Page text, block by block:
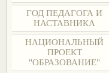
ГОД ПЕДАГОГА И
НАСТАВНИКА
НАЦИОНАЛЬНЫЙ
ПРОЕКТ
"ОБРАЗОВАНИЕ"